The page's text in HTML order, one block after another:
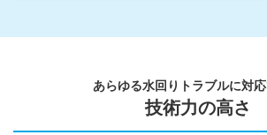
あらゆる水回りトラブルに対
技術力の高さ